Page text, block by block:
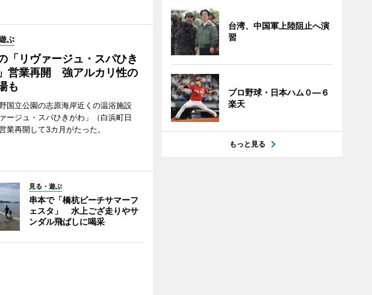
ぶ
「リヴァージュ・スパひき
営業再開 強アルカリ性の
も
国立公園の志原海岸近くの温浴施設
ァージュ・スパひきがわ」（白浜町日
業再開して3カ月がたった。
見る・遊ぶ
串本で「橋杭ビーチサマーフ
ェスタ」 水上ござ走りやサ
ンダル飛ばしに喝采
台湾、中国軍上陸阻止へ演
習
プロ野球・日本ハム０―６
楽天
もっと見る